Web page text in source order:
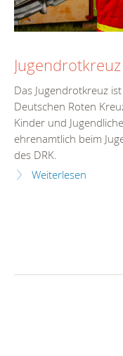
Das Jugendrotkreuz
Deutschen Roten
Kinder und
ehrenamtlich beim
des DRK.
Weiterlesen